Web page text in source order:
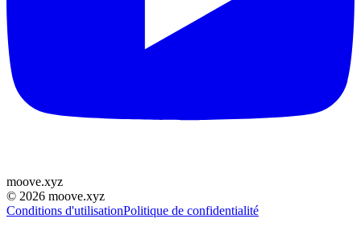
moove.xyz
© 2026 moove.xyz
Conditions d'utilisationPolitique de confidentialité